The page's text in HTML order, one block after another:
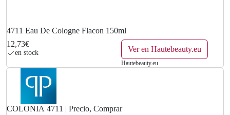
4711 Eau De Cologne Flacon 150ml
12,73€
en stock Ver en Hautebeauty.eu
Hautebeauty.eu
COLONIA 4711 | Precio, Comprar